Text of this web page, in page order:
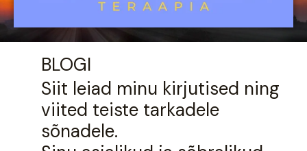
BLOGI
Siit leiad minu kirjutised ning
viited teiste tarkadele
sõnadele.